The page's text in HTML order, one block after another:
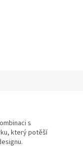
s
který potěší